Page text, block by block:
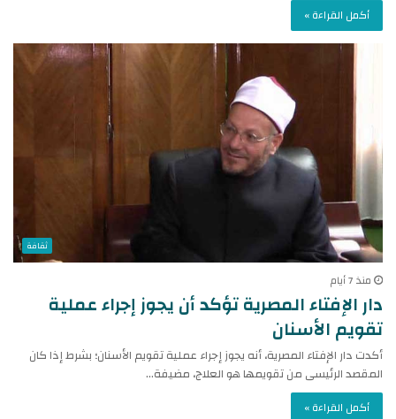
أكمل القراءة »
ثقافة
منذ 7 أيام
دار الإفتاء المصرية تؤكد أن يجوز إجراء عملية
تقويم الأسنان
أكدت دار الإفتاء المصرية، أنه يجوز إجراء عملية تقويم الأسنان؛ بشرط إذا كان
المقصد الرئيسى من تقويمها هو العلاج، مضيفة…
أكمل القراءة »